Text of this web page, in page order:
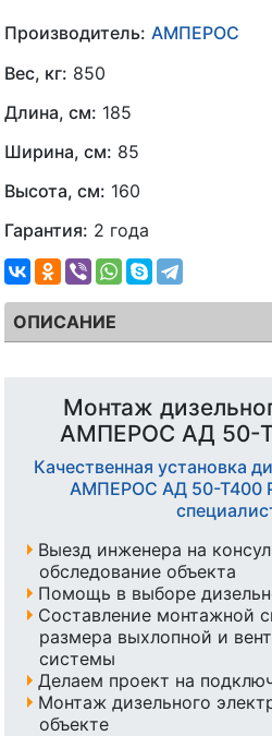
Производитель: АМПЕРОС
Вес, кг: 850
Длина, см: 185
Ширина, см: 85
Высота, см: 160
Гарантия: 2 года
ОПИСАНИЕ
Монтаж
АМПЕРОС АД 50-
Качественная установка
АМПЕРОС АД 50-Т400
Выезд инженера на
обследование объекта
Помощь в выборе
Составление монтажной
размера выхлопной и
системы
Делаем проект на
Монтаж дизельного
объекте